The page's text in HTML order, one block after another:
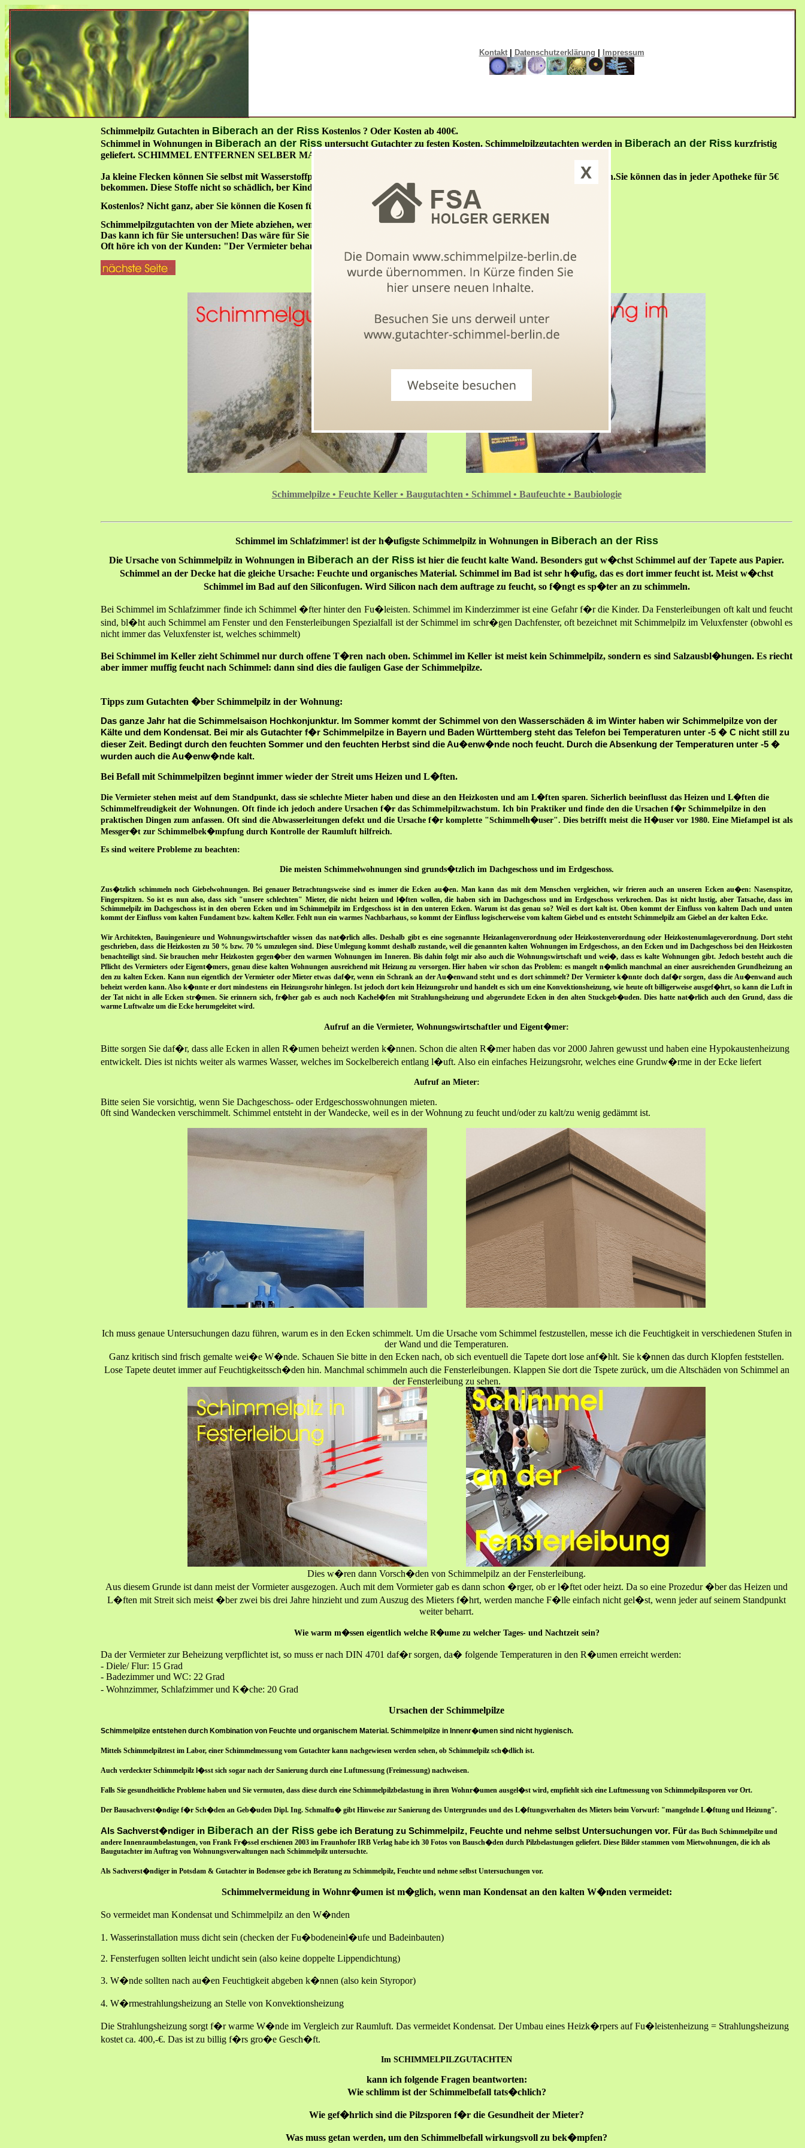
Kontakt| Datenschutzerklärung Impressum
Schimmelpilz Gutachten in Biberach an der Riss Kostenlos ? Oder Kosten ab 400€.
Schimmel in Wohnungen in Biberach an der Riss untersucht Gutachter zu festen Kosten. Schimmelpilzgutachten werden in Biberach an der Riss kurzfristig
geliefert. SCHIMMEL ENTFERNEN SELBER MACHEN?
Ja kleine Flecken können Sie selbst mit Wasserstoffperoxyd 3% oder medizinischem Alkohol 70% (ohne zu rauchen) entfernen.Sie können das in jeder Apotheke für 5€
bekommen. Diese Stoffe nicht so schädlich, ber Kinder halten sie bitte davon fern.
Kostenlos? Nicht ganz, aber Sie können die Kosen für das
Schimmelpilzgutachten von der Miete abziehen, wenn Sie nachweisen, das der Schimmel unverschuldet entstanden ist.
Das kann ich für Sie untersuchen! Das wäre für Sie kostenneutral. Der Verursacher muss Ihnen die Kosten erstatten.
Oft höre ich von der Kunden: "Der Vermieter behauptet, dass wir als Mieter nicht richtig lüften"
Schimmelpilze • Feuchte Keller • Baugutachten • Schimmel • Baufeuchte • Baubiologie
Schimmel im Schlafzimmer! ist der h�ufigste Schimmelpilz in Wohnungen in Biberach an der Riss
Die Ursache von Schimmelpilz in Wohnungen in Biberach an der Riss ist hier die feucht kalte Wand. Besonders gut w�chst Schimmel auf der Tapete aus Papier.
Schimmel an der Decke hat die gleiche Ursache: Feuchte und organisches Material. Schimmel im Bad ist sehr h�ufig, das es dort immer feucht ist. Meist w�chst
Schimmel im Bad auf den Siliconfugen. Wird Silicon nach dem auftrage zu feucht, so f�ngt es sp�ter an zu schimmeln.
Bei Schimmel im Schlafzimmer finde ich Schimmel �fter hinter den Fu�leisten. Schimmel im Kinderzimmer ist eine Gefahr f�r die Kinder. Da Fensterleibungen oft kalt und feucht
sind, bl�ht auch Schimmel am Fenster und den Fensterleibungen Spezialfall ist der Schimmel im schr�gen Dachfenster, oft bezeichnet mit Schimmelpilz im Veluxfenster (obwohl es
nicht immer das Veluxfenster ist, welches schimmelt)
Bei Schimmel im Keller zieht Schimmel nur durch offene T�ren nach oben. Schimmel im Keller ist meist kein Schimmelpilz, sondern es sind Salzausbl�hungen. Es riecht
aber immer muffig feucht nach Schimmel: dann sind dies die fauligen Gase der Schimmelpilze.
Tipps zum Gutachten �ber Schimmelpilz in der Wohnung:
Das ganze Jahr hat die Schimmelsaison Hochkonjunktur. Im Sommer kommt der Schimmel von den Wasserschäden & im Winter haben wir Schimmelpilze von der
Kälte und dem Kondensat. Bei mir als Gutachter f�r Schimmelpilze in Bayern und Baden Württemberg steht das Telefon bei Temperaturen unter -5 � C nicht still zu
dieser Zeit. Bedingt durch den feuchten Sommer und den feuchten Herbst sind die Au�enw�nde noch feucht. Durch die Absenkung der Temperaturen unter -5 �
wurden auch die Au�enw�nde kalt.
Bei Befall mit Schimmelpilzen beginnt immer wieder der Streit ums Heizen und L�ften.
Die Vermieter stehen meist auf dem Standpunkt, dass sie schlechte Mieter haben und diese an den Heizkosten und am L�ften sparen. Sicherlich beeinflusst das Heizen und L�ften die
Schimmelfreudigkeit der Wohnungen. Oft finde ich jedoch andere Ursachen f�r das Schimmelpilzwachstum. Ich bin Praktiker und finde den die Ursachen f�r Schimmelpilze in den
praktischen Dingen zum anfassen. Oft sind die Abwasserleitungen defekt und die Ursache f�r komplette "Schimmelh�user". Dies betrifft meist die H�user vor 1980. Eine Miefampel ist als
Messger�t zur Schimmelbek�mpfung durch Kontrolle der Raumluft hilfreich.
Es sind weitere Probleme zu beachten:
Die meisten Schimmelwohnungen sind grunds�tzlich im Dachgeschoss und im Erdgeschoss.
Zus�tzlich schimmeln noch Giebelwohnungen. Bei genauer Betrachtungsweise sind es immer die Ecken au�en. Man kann das mit dem Menschen vergleichen, wir frieren auch an unseren Ecken au�en: Nasenspitze,
Fingerspitzen. So ist es nun also, dass sich "unsere schlechten" Mieter, die nicht heizen und l�ften wollen, die haben sich im Dachgeschoss und im Erdgeschoss verkrochen. Das ist nicht lustig, aber Tatsache, dass im
Schimmelpilz im Dachgeschoss ist in den oberen Ecken und im Schimmelpilz im Erdgeschoss ist in den unteren Ecken. Warum ist das genau so? Weil es dort kalt ist. Oben kommt der Einfluss von kaltem Dach und unten
kommt der Einfluss vom kalten Fundament bzw. kaltem Keller. Fehlt nun ein warmes Nachbarhaus, so kommt der Einfluss logischerweise vom kaltem Giebel und es entsteht Schimmelpilz am Giebel an der kalten Ecke.
Wir Architekten, Bauingenieure und Wohnungswirtschaftler wissen das nat�rlich alles. Deshalb gibt es eine sogenannte Heizanlagenverordnung oder Heizkostenverordnung oder Heizkostenumlageverordnung. Dort steht
geschrieben, dass die Heizkosten zu 50 % bzw. 70 % umzulegen sind. Diese Umlegung kommt deshalb zustande, weil die genannten kalten Wohnungen im Erdgeschoss, an den Ecken und im Dachgeschoss bei den Heizkosten
benachteiligt sind. Sie brauchen mehr Heizkosten gegen�ber den warmen Wohnungen im Inneren. Bis dahin folgt mir also auch die Wohnungswirtschaft und wei�, dass es kalte Wohnungen gibt. Jedoch besteht auch die
Pflicht des Vermieters oder Eigent�mers, genau diese kalten Wohnungen ausreichend mit Heizung zu versorgen. Hier haben wir schon das Problem: es mangelt n�mlich manchmal an einer ausreichenden Grundheizung an
den zu kalten Ecken. Kann nun eigentlich der Vermieter oder Mieter etwas daf�r, wenn ein Schrank an der Au�enwand steht und es dort schimmelt? Der Vermieter k�nnte doch daf�r sorgen, dass die Au�enwand auch
beheizt werden kann. Also k�nnte er dort mindestens ein Heizungsrohr hinlegen. Ist jedoch dort kein Heizungsrohr und handelt es sich um eine Konvektionsheizung, wie heute oft billigerweise ausgef�hrt, so kann die Luft in
der Tat nicht in alle Ecken str�men. Sie erinnern sich, fr�her gab es auch noch Kachel�fen mit Strahlungsheizung und abgerundete Ecken in den alten Stuckgeb�uden. Dies hatte nat�rlich auch den Grund, dass die
warme Luftwalze um die Ecke herumgeleitet wird.
Aufruf an die Vermieter, Wohnungswirtschaftler und Eigent�mer:
Bitte sorgen Sie daf�r, dass alle Ecken in allen R�umen beheizt werden k�nnen. Schon die alten R�mer haben das vor 2000 Jahren gewusst und haben eine Hypokaustenheizung
entwickelt. Dies ist nichts weiter als warmes Wasser, welches im Sockelbereich entlang l�uft. Also ein einfaches Heizungsrohr, welches eine Grundw�rme in der Ecke liefert
Aufruf an Mieter:
Bitte seien Sie vorsichtig, wenn Sie Dachgeschoss- oder Erdgeschosswohnungen mieten.
0ft sind Wandecken verschimmelt. Schimmel entsteht in der Wandecke, weil es in der Wohnung zu feucht und/oder zu kalt/zu wenig gedämmt ist.
Ich muss genaue Untersuchungen dazu führen, warum es in den Ecken schimmelt. Um die Ursache vom Schimmel festzustellen, messe ich die Feuchtigkeit in verschiedenen Stufen in
der Wand und die Temperaturen.
Ganz kritisch sind frisch gemalte wei�e W�nde. Schauen Sie bitte in den Ecken nach, ob sich eventuell die Tapete dort lose anf�hlt. Sie k�nnen das durch Klopfen feststellen.
Lose Tapete deutet immer auf Feuchtigkeitssch�den hin. Manchmal schimmeln auch die Fensterleibungen. Klappen Sie dort die Tspete zurück, um die Altschäden von Schimmel an
der Fensterleibung zu sehen.
Dies w�ren dann Vorsch�den von Schimmelpilz an der Fensterleibung.
Aus diesem Grunde ist dann meist der Vormieter ausgezogen. Auch mit dem Vormieter gab es dann schon �rger, ob er l�ftet oder heizt. Da so eine Prozedur �ber das Heizen und
L�ften mit Streit sich meist �ber zwei bis drei Jahre hinzieht und zum Auszug des Mieters f�hrt, werden manche F�lle einfach nicht gel�st, wenn jeder auf seinem Standpunkt
weiter beharrt.
Wie warm m�ssen eigentlich welche R�ume zu welcher Tages- und Nachtzeit sein?
Da der Vermieter zur Beheizung verpflichtet ist, so muss er nach DIN 4701 daf�r sorgen, da� folgende Temperaturen in den R�umen erreicht werden:
- Diele/ Flur: 15 Grad
- Badezimmer und WC: 22 Grad
- Wohnzimmer, Schlafzimmer und K�che: 20 Grad
Ursachen der Schimmelpilze
Schimmelpilze entstehen durch Kombination von Feuchte und organischem Material. Schimmelpilze in Innenr�umen sind nicht hygienisch.
Mittels Schimmelpilztest im Labor, einer Schimmelmessung vom Gutachter kann nachgewiesen werden sehen, ob Schimmelpilz sch�dlich ist.
Auch verdeckter Schimmelpilz l�sst sich sogar nach der Sanierung durch eine Luftmessung (Freimessung) nachweisen.
Falls Sie gesundheitliche Probleme haben und Sie vermuten, dass diese durch eine Schimmelpilzbelastung in ihren Wohnr�umen ausgel�st wird, empfiehlt sich eine Luftmessung von Schimmelpilzsporen vor Ort.
Der Bausachverst�ndige f�r Sch�den an Geb�uden Dipl. Ing. Schmalfu� gibt Hinweise zur Sanierung des Untergrundes und des L�ftungsverhalten des Mieters beim Vorwurf: "mangelnde L�ftung und Heizung".
Als Sachverst�ndiger in Biberach an der Riss gebe ich Beratung zu Schimmelpilz, Feuchte und nehme selbst Untersuchungen vor. Für das Buch Schimmelpilze und
andere Innenraumbelastungen, von Frank Fr�ssel erschienen 2003 im Fraunhofer IRB Verlag habe ich 30 Fotos von Bausch�den durch Pilzbelastungen geliefert. Diese Bilder stammen vom Mietwohnungen, die ich als
Baugutachter im Auftrag von Wohnungsverwaltungen nach Schimmelpilz untersuchte.
Als Sachverst�ndiger in Potsdam & Gutachter in Bodensee gebe ich Beratung zu Schimmelpilz, Feuchte und nehme selbst Untersuchungen vor.
Schimmelvermeidung in Wohnr�umen ist m�glich, wenn man Kondensat an den kalten W�nden vermeidet:
So vermeidet man Kondensat und Schimmelpilz an den W�nden
1. Wasserinstallation muss dicht sein (checken der Fu�bodeneinl�ufe und Badeinbauten)
2. Fensterfugen sollten leicht undicht sein (also keine doppelte Lippendichtung)
3. W�nde sollten nach au�en Feuchtigkeit abgeben k�nnen (also kein Styropor)
4. W�rmestrahlungsheizung an Stelle von Konvektionsheizung
Die Strahlungsheizung sorgt f�r warme W�nde im Vergleich zur Raumluft. Das vermeidet Kondensat. Der Umbau eines Heizk�rpers auf Fu�leistenheizung = Strahlungsheizung
kostet ca. 400,-€. Das ist zu billig f�rs gro�e Gesch�ft.
Im SCHIMMELPILZGUTACHTEN
kann ich folgende Fragen beantworten:
Wie schlimm ist der Schimmelbefall tats�chlich?
Wie gef�hrlich sind die Pilzsporen f�r die Gesundheit der Mieter?
Was muss getan werden, um den Schimmelbefall wirkungsvoll zu bek�mpfen?